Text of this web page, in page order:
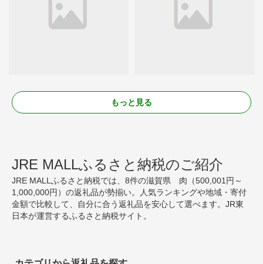
もっと見る
JRE MALLふるさと納税のご紹介
JRE MALLふるさと納税では、8件の滋賀県 肉（500,001円～
1,000,000円）の返礼品が勢揃い。人気ランキングや地域・寄付
金額で比較して、自分に合う返礼品を安心して選べます。JR東
日本が運営するふるさと納税サイト。